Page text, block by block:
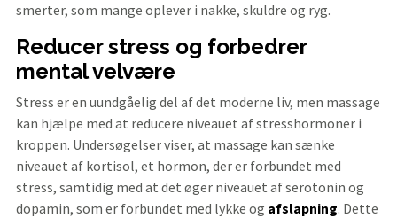
smerter, som mange oplever i nakke, skuldre og ryg.
Reducer stress og forbedrer
mental velvære
Stress er en uundgåelig del af det moderne liv, men massage
kan hjælpe med at reducere niveauet af stresshormoner i
kroppen. Undersøgelser viser, at massage kan sænke
niveauet af kortisol, et hormon, der er forbundet med
stress, samtidig med at det øger niveauet af serotonin og
dopamin, som er forbundet med lykke og afslapning. Dette